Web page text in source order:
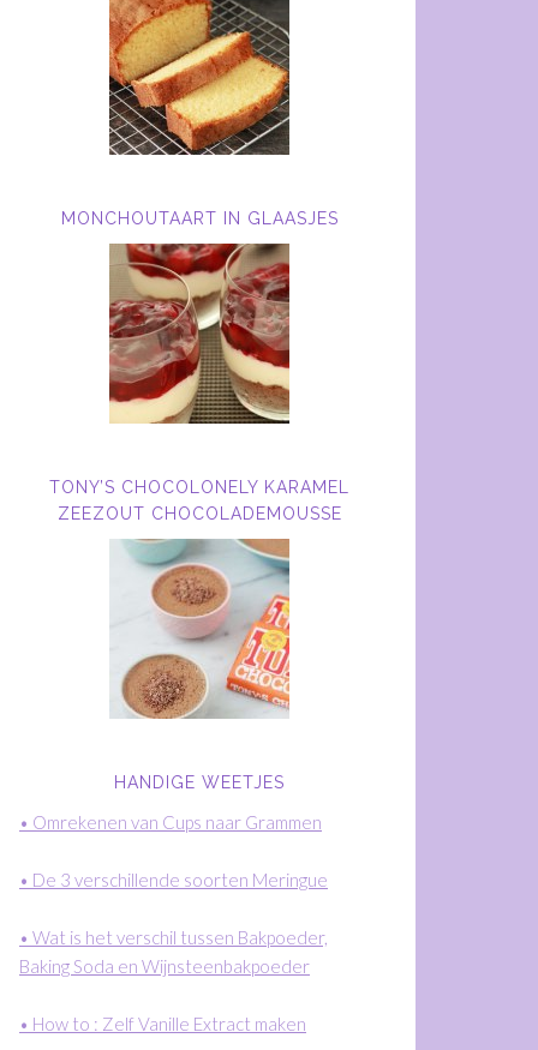
MONCHOUTAART IN GLAASJES
TONY’S CHOCOLONELY KARAMEL
ZEEZOUT CHOCOLADEMOUSSE
HANDIGE WEETJES
• Omrekenen van Cups naar Grammen
• De 3 verschillende soorten Meringue
• Wat is het verschil tussen Bakpoeder,
Baking Soda en Wijnsteenbakpoeder
• How to : Zelf Vanille Extract maken